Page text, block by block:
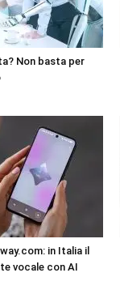
Non basta per
in Italia il
vocale con AI